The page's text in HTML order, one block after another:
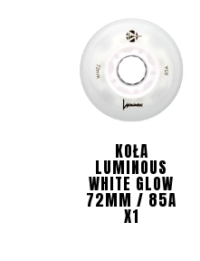
KOŁA
LUMINOUS
WHITE GLOW
72MM / 85A
X1